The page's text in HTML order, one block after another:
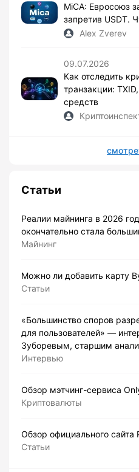
MiCA: Евросоюз
запретив USDT.
Alex Zverev
09.07.2026
Как отследить
транзакции:
средств
Статьи
Реалии майнинга в 2026
окончательно стала
Майнинг
Можно ли добавить карту
Статьи
«Большинство споров
для пользователей» —
Зуборевым, старшим
Интервью
Обзор мэтчинг-сервиса
Криптовалюты
Обзор официального сайта
Статьи